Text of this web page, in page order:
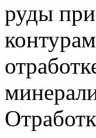
руды